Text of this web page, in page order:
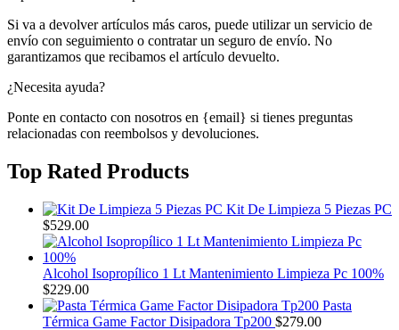
Si va a devolver artículos más caros, puede utilizar un servicio de
envío con seguimiento o contratar un seguro de envío. No
garantizamos que recibamos el artículo devuelto.
¿Necesita ayuda?
Ponte en contacto con nosotros en {email} si tienes preguntas
relacionadas con reembolsos y devoluciones.
Top Rated Products
Kit De Limpieza 5 Piezas PC
$529.00
Alcohol Isopropílico 1 Lt Mantenimiento Limpieza Pc 100%
$229.00
Pasta
Térmica Game Factor Disipadora Tp200 $279.00